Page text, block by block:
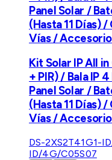
Panel Solar /
(Hasta 11 Días)
Vías /
Kit Solar IP All
+ PIR) / Bala IP
Panel Solar /
(Hasta 11 Días)
Vías /
DS-2XS2T41G1-
ID/4G/C05S07